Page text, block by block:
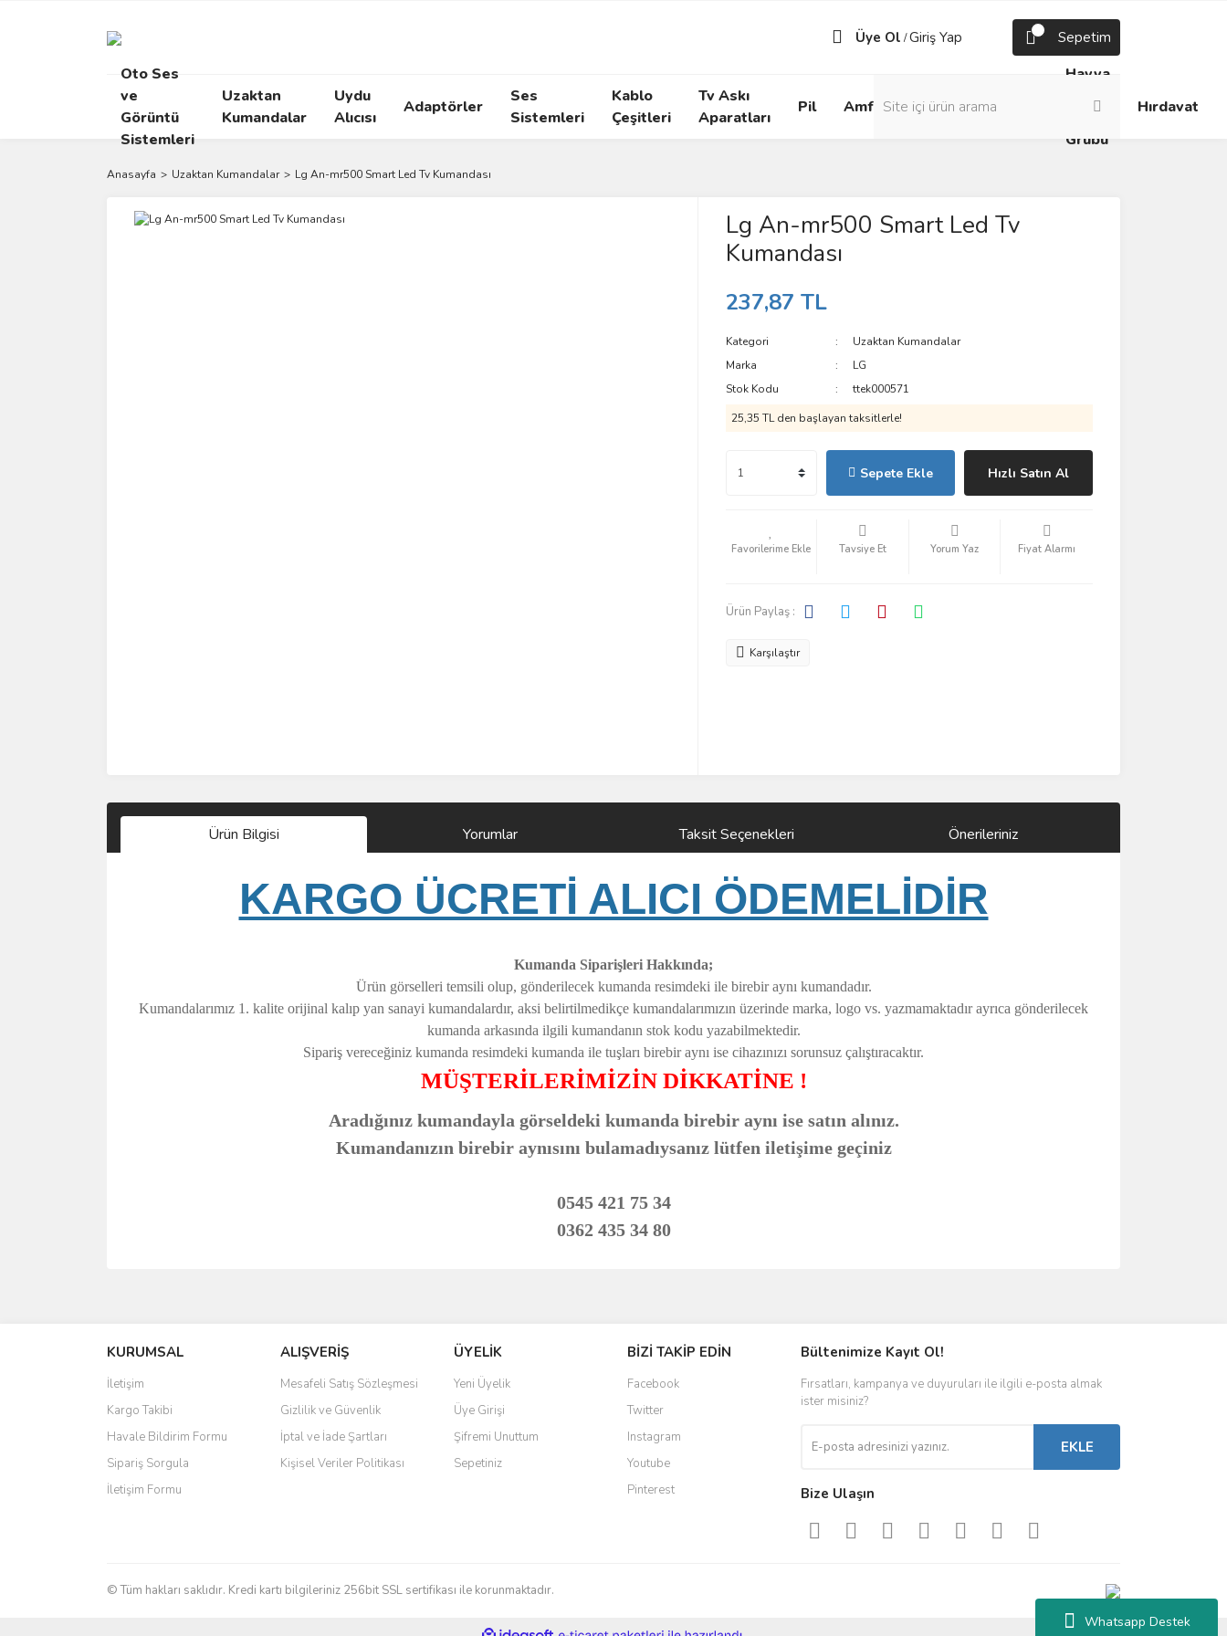
Whatsapp Destek
Üye Ol /Giriş Yap Sepetim
Oto Ses
ve
Görüntü
Sistemleri
Uzaktan
Kumandalar
Uydu
Alıcısı
Adaptörler
Ses
Sistemleri
Kablo
Çeşitleri
Tv Askı
Aparatları
Pil Amfi
Box
Prizler
Havya
Lehim
Grubu
Hırdavat
Anasayfa Uzaktan Kumandalar Lg An-mr500 Smart Led Tv Kumandası
Lg An-mr500 Smart Led Tv
Kumandası
237,87 TL
Kategori
Uzaktan Kumandalar
Marka
LG
Stok Kodu
ttek000571
25,35 TL den başlayan taksitlerle!
Sepete Ekle Hızlı Satın Al
Tavsiye Et Yorum Yaz Fiyat Alarmı
Ürün Paylaş :
Karşılaştır
Ürün Bilgisi Yorumlar Taksit Seçenekleri Önerileriniz
KARGO ÜCRETİ ALICI ÖDEMELİDİR
Kumanda Siparişleri Hakkında;
Ürün görselleri temsili olup, gönderilecek kumanda resimdeki ile birebir aynı kumandadır.
Kumandalarımız 1. kalite orijinal kalıp yan sanayi kumandalardır, aksi belirtilmedikçe kumandalarımızın üzerinde marka, logo vs. yazmamaktadır ayrıca gönderilecek
kumanda arkasında ilgili kumandanın stok kodu yazabilmektedir.
Sipariş vereceğiniz kumanda resimdeki kumanda ile tuşları birebir aynı ise cihazınızı sorunsuz çalıştıracaktır.
MÜŞTERİLERİMİZİN DİKKATİNE !
Aradığınız kumandayla görseldeki kumanda birebir aynı ise satın alınız.
Kumandanızın birebir aynısını bulamadıysanız lütfen iletişime geçiniz
0545 421 75 34
0362 435 34 80
Ürün resmi kalitesiz, bozuk veya görüntülenemiyor.
Ürün açıklamasında eksik bilgiler bulunuyor.
Ürün bilgilerinde hatalar bulunuyor.
Ürün fiyatı diğer sitelerden daha pahalı.
Bu ürüne benzer farklı alternatifler olmalı.
KURUMSAL
İletişim
Kargo Takibi
Havale Bildirim Formu
Sipariş Sorgula
İletişim Formu
ALIŞVERİŞ
Mesafeli Satış Sözleşmesi
Gizlilik ve Güvenlik
İptal ve İade Şartları
Kişisel Veriler Politikası
ÜYELİK
Yeni Üyelik
Üye Girişi
Şifremi Unuttum
Sepetiniz
BİZİ TAKİP EDİN
Facebook
Twitter
Instagram
Youtube
Pinterest
Bültenimize Kayıt Ol!
Fırsatları, kampanya ve duyuruları ile ilgili e-posta almak
ister misiniz?
EKLE
Bize Ulaşın
© Tüm hakları saklıdır. Kredi kartı bilgileriniz 256bit SSL sertifikası ile korunmaktadır.